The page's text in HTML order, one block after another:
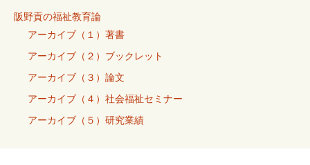
阪野貢の福祉教育論
アーカイブ（１）著書
アーカイブ（２）ブックレット
アーカイブ（３）論文
アーカイブ（４）社会福祉セミナー
アーカイブ（５）研究業績